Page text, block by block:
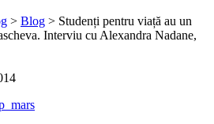
> Blog > Studenți pentru viață au un
Interviu cu Alexandra Nadane,